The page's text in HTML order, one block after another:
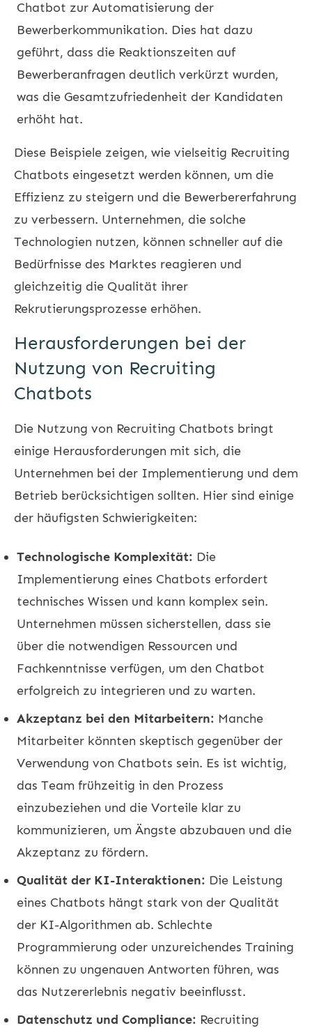
Chatbot zur Automatisierung der
Bewerberkommunikation. Dies hat dazu
geführt, dass die Reaktionszeiten auf
Bewerberanfragen deutlich verkürzt wurden,
was die Gesamtzufriedenheit der Kandidaten
erhöht hat.
Diese Beispiele zeigen, wie vielseitig Recruiting
Chatbots eingesetzt werden können, um die
Effizienz zu steigern und die Bewerbererfahrung
zu verbessern. Unternehmen, die solche
Technologien nutzen, können schneller auf die
Bedürfnisse des Marktes reagieren und
gleichzeitig die Qualität ihrer
Rekrutierungsprozesse erhöhen.
Herausforderungen bei der
Nutzung von Recruiting
Chatbots
Die Nutzung von Recruiting Chatbots bringt
einige Herausforderungen mit sich, die
Unternehmen bei der Implementierung und dem
Betrieb berücksichtigen sollten. Hier sind einige
der häufigsten Schwierigkeiten:
Technologische Komplexität: Die
Implementierung eines Chatbots erfordert
technisches Wissen und kann komplex sein.
Unternehmen müssen sicherstellen, dass sie
über die notwendigen Ressourcen und
Fachkenntnisse verfügen, um den Chatbot
erfolgreich zu integrieren und zu warten.
Akzeptanz bei den Mitarbeitern: Manche
Mitarbeiter könnten skeptisch gegenüber der
Verwendung von Chatbots sein. Es ist wichtig,
das Team frühzeitig in den Prozess
einzubeziehen und die Vorteile klar zu
kommunizieren, um Ängste abzubauen und die
Akzeptanz zu fördern.
Qualität der KI-Interaktionen: Die Leistung
eines Chatbots hängt stark von der Qualität
der KI-Algorithmen ab. Schlechte
Programmierung oder unzureichendes Training
können zu ungenauen Antworten führen, was
das Nutzererlebnis negativ beeinflusst.
Datenschutz und Compliance: Recruiting